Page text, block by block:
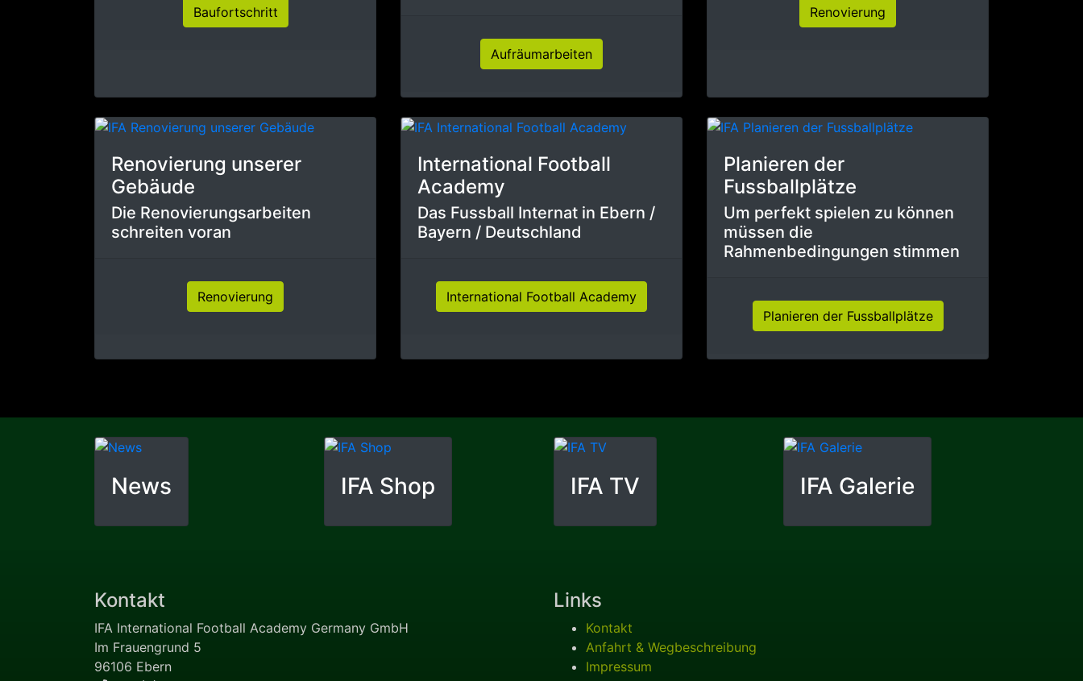
Baufortschritt
Aufräumarbeiten
Renovierung
Renovierung unserer
Gebäude
Die Renovierungsarbeiten
schreiten voran
Renovierung
International Football
Academy
Das Fussball Internat in Ebern /
Bayern / Deutschland
International Football Academy
Planieren der
Fussballplätze
Um perfekt spielen zu können
müssen die
Rahmenbedingungen stimmen
Planieren der Fussballplätze
News IFA Shop IFA TV IFA Galerie
Kontakt
IFA International Football Academy Germany GmbH
Im Frauengrund 5
96106 Ebern
Links
Kontakt
Anfahrt & Wegbeschreibung
Impressum